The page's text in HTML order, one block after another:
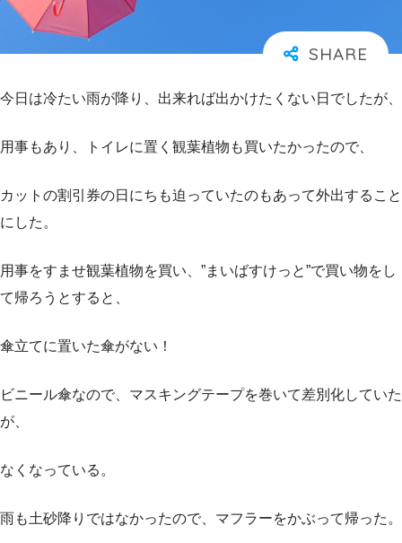
今日は冷たい雨が降り、出来れば出かけたくない日でしたが、
用事もあり、トイレに置く観葉植物も買いたかったので、
カットの割引券の日にちも迫っていたのもあって外出すること
にした。
用事をすませ観葉植物を買い、”まいばすけっと”で買い物をし
て帰ろうとすると、
傘立てに置いた傘がない！
ビニール傘なので、マスキングテープを巻いて差別化していた
が、
なくなっている。
雨も土砂降りではなかったので、マフラーをかぶって帰った。